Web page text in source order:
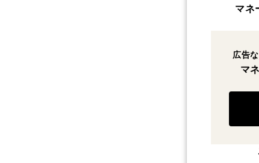
マネ
広告
マ